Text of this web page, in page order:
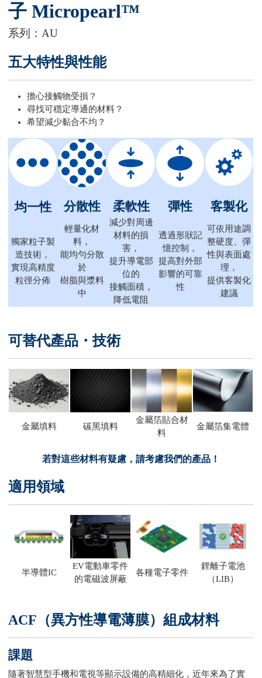
子 Micropearl™
系列：AU
五大特性與性能
擔心接觸物受損？
尋找可穩定導通的材料？
希望減少黏合不均？
均一性 分散性 柔軟性 彈性 客製化
獨家粒子製
造技術，
實現高精度
粒徑分佈
輕量化材
料，
能均勻分散
於
樹脂與漿料
中
減少對周邊
材料的損
害，
提升導電部
位的
接觸面積，
降低電阻
透過形狀記
憶控制，
提高對外部
影響的可靠
性
可依用途調
整硬度、彈
性與表面處
理，
提供客製化
建議
可替代產品・技術
金屬填料 碳黑填料
金屬箔貼合材
料
金屬箔集電體
若對這些材料有疑慮，請考慮我們的產品！
適用領域
半導體IC
EV電動車零件
的電磁波屏蔽
各種電子零件
鋰離子電池
（LIB）
ACF（異方性導電薄膜）組成材料
課題
隨著智慧型手機和電視等顯示設備的高精細化，近年來為了實